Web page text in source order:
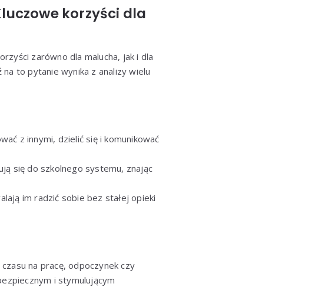
korzyści dla
zarówno dla malucha, jak i dla
na to pytanie wynika z analizy wielu
z innymi, dzielić się i komunikować
się do szkolnego systemu, znając
im radzić sobie bez stałej opieki
na pracę, odpoczynek czy
i stymulującym